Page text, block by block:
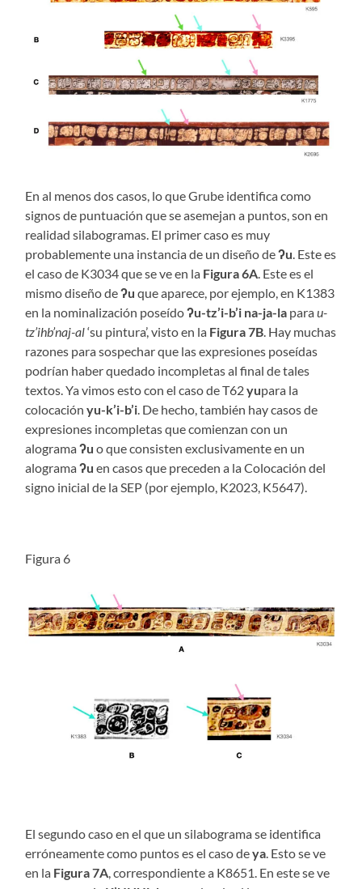
En al menos dos casos, lo que Grube identifica como
signos de puntuación que se asemejan a puntos, son en
realidad silabogramas. El primer caso es muy
probablemente una instancia de un diseño deʔu. Este es
el caso de K3034 que se ve en la Figura 6A. Este es el
mismo diseño deʔu que aparece, por ejemplo, en K1383
en la nominalización poseídoʔu-tz’i-b’i na-ja-la parau-
tz’ihb’naj-al‘su pintura’, visto en la Figura 7B. Hay muchas
razones para sospechar que las expresiones poseídas
podrían haber quedado incompletas al final de tales
textos. Ya vimos esto con el caso de T62yupara la
colocaciónyu-k’i-b’i. De hecho, también hay casos de
expresiones incompletas que comienzan con un
alogramaʔu o que consisten exclusivamente en un
alogramaʔu en casos que preceden a la Colocación del
signo inicial de la SEP (por ejemplo, K2023, K5647).
Figura 6
El segundo caso en el que un silabograma se identifica
erróneamente como puntos es el caso deya . Esto se ve
en la Figura 7A , correspondiente a K8651. En este se ve